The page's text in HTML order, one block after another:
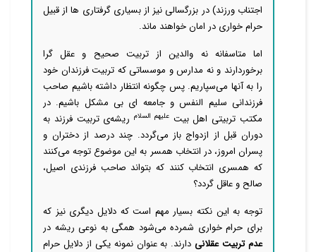
اجتناب ورزند) در بزرگسالی نیز از بسیاری گرفتاری ها از قبیل
حرام خواری در امان خواهند ماند.
اما متاسفانه نه والدین از تربیت صحیح و عقل گرا
برخوردارند و نه مدارس و موسساتی که تربیت فرزندان خود
را به آنها می‌سپاریم. پس چگونه انتظار داشته باشیم صاحب
فرزندانی سلیم النفس و جامعه ای بی مشکل باشیم. در
مکتب تربیتی اهل بیتعلیهم السلامریشه‌ی تربیت فرزند به
دوران قبل از ازدواج باز می‌گردد. چند درصد از دختران و
پسران امروز، در انتخاب همسر به این موضوع توجه می‌کنند
که همسری انتخاب کنند که بتواند صاحب فرزندی اصیل،
صالح و عاقل گردد؟
توجه به این نکته بسیار مهم است که دلایل دیگری نیز که
برای حرام خواری شمرده می‌شود همگی به نوعی ریشه در
عدم تربیت عقلانیدارند. به عنوان نمونه یکی از دلایل حرام